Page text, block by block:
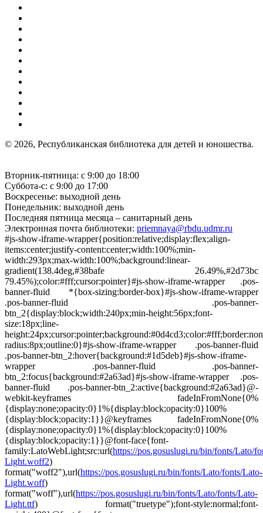
© 2026, Республиканская библиотека для детей и юношества.
Вторник-пятница: с 9:00 до 18:00
Суббота-с: с 9:00 до 17:00
Воскресенье: выходной день
Понедельник: выходной день
Последняя пятница месяца – санитарный день
Электронная почта библиотеки: priemnaya@rbdu.udmr.ru
#js-show-iframe-wrapper{position:relative;display:flex;align-
items:center;justify-content:center;width:100%;min-
width:293px;max-width:100%;background:linear-
gradient(138.4deg,#38bafe 26.49%,#2d73bc
79.45%);color:#fff;cursor:pointer}#js-show-iframe-wrapper .pos-
banner-fluid *{box-sizing:border-box}#js-show-iframe-wrapper
.pos-banner-fluid .pos-banner-
btn_2{display:block;width:240px;min-height:56px;font-
size:18px;line-
radius:8px;outline:0}#js-show-iframe-wrapper .pos-banner-fluid
.pos-banner-btn_2:hover{background:#1d5deb}#js-show-iframe-
wrapper .pos-banner-fluid .pos-banner-
btn_2:focus{background:#2a63ad}#js-show-iframe-wrapper .pos-
banner-fluid .pos-banner-btn_2:active{background:#2a63ad}@-
webkit-keyframes fadeInFromNone{0%
{display:none;opacity:0}1%{display:block;opacity:0}100%
{display:block;opacity:1}}@keyframes fadeInFromNone{0%
{display:none;opacity:0}1%{display:block;opacity:0}100%
{display:block;opacity:1}}@font-face{font-
family:LatoWebLight;src:url(https://pos.gosuslugi.ru/bin/fonts/Lato/
Light.woff2)
format("woff2"),url(https://pos.gosuslugi.ru/bin/fonts/Lato/fonts/Lato-
Light.woff)
format("woff"),url(https://pos.gosuslugi.ru/bin/fonts/Lato/fonts/Lato-
Light.ttf) format("truetype");font-style:normal;font-